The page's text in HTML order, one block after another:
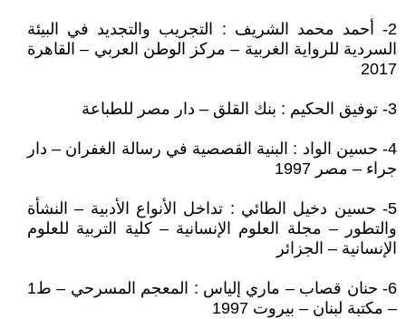
2- أحمد محمد الشريف : التجريب والتجديد في البيئة
السردية للرواية الغربية – مركز الوطن العربي – القاهرة
2017
3- توفيق الحكيم : بنك القلق – دار مصر للطباعة
4- حسين الواد : البنية القصصية في رسالة الغفران – دار
جراء – مصر 1997
5- حسين دخيل الطائي : تداخل الأنواع الأدبية – النشأة
والتطور – مجلة العلوم الإنسانية – كلية التربية للعلوم
الإنسانية – الجزائر
6- حنان قصاب – ماري إلياس : المعجم المسرحي – ط1
– مكتبة لبنان – بيروت 1997